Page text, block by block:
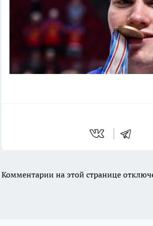
Комментарии на этой странице